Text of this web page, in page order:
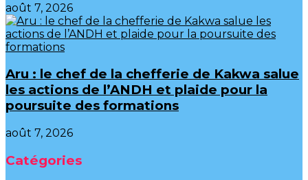
août 7, 2026
Aru : le chef de la chefferie de Kakwa salue
les actions de l’ANDH et plaide pour la
poursuite des formations
août 7, 2026
Catégories